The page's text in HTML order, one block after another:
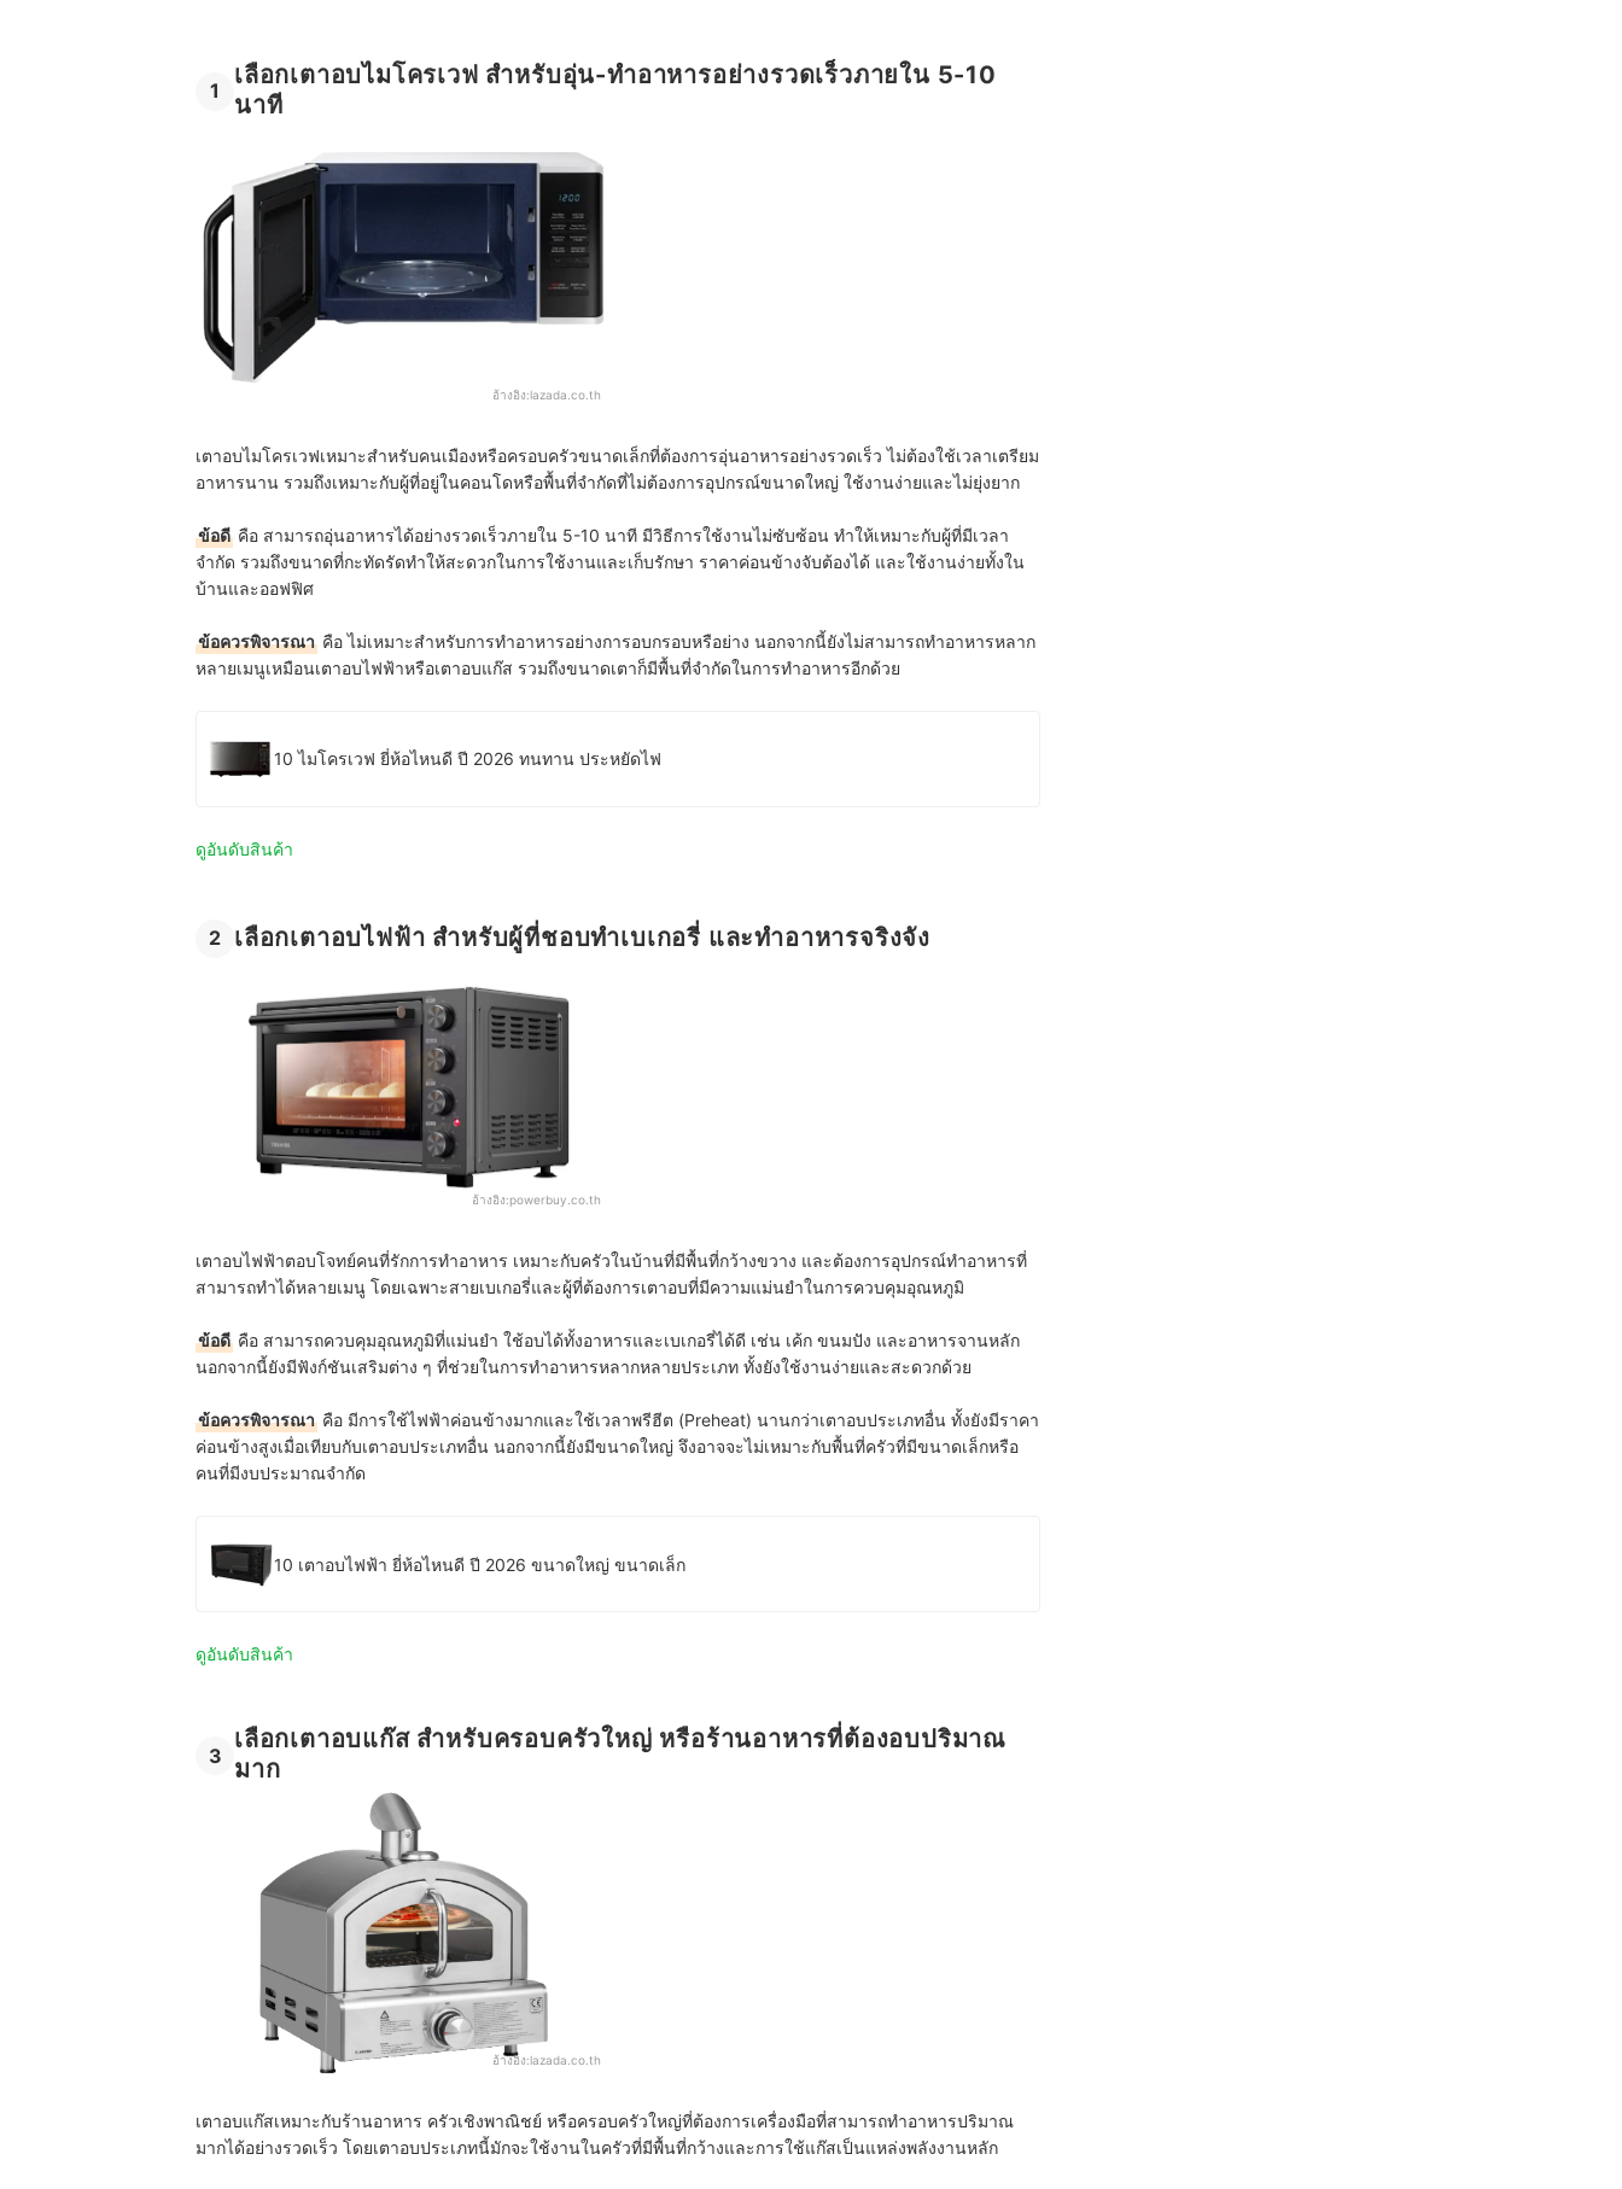
1
เลือกเตาอบไมโครเวฟ สำหรับอุ่น-ทำอาหารอย่างรวดเร็วภายใน 5-10
นาที
อ้างอิง:lazada.co.th
เตาอบไมโครเวฟเหมาะสำหรับคนเมืองหรือครอบครัวขนาดเล็กที่ต้องการอุ่นอาหารอย่างรวดเร็ว ไม่ต้องใช้เวลาเตรียม
อาหารนาน รวมถึงเหมาะกับผู้ที่อยู่ในคอนโดหรือพื้นที่จำกัดที่ไม่ต้องการอุปกรณ์ขนาดใหญ่ ใช้งานง่ายและไม่ยุ่งยาก
ข้อดี คือ สามารถอุ่นอาหารได้อย่างรวดเร็วภายใน 5-10 นาที มีวิธีการใช้งานไม่ซับซ้อน ทำให้เหมาะกับผู้ที่มีเวลา
จำกัด รวมถึงขนาดที่กะทัดรัดทำให้สะดวกในการใช้งานและเก็บรักษา ราคาค่อนข้างจับต้องได้ และใช้งานง่ายทั้งใน
บ้านและออฟฟิศ
ข้อควรพิจารณา คือ ไม่เหมาะสำหรับการทำอาหารอย่างการอบกรอบหรือย่าง นอกจากนี้ยังไม่สามารถทำอาหารหลาก
หลายเมนูเหมือนเตาอบไฟฟ้าหรือเตาอบแก๊ส รวมถึงขนาดเตาก็มีพื้นที่จำกัดในการทำอาหารอีกด้วย
10 ไมโครเวฟ ยี่ห้อไหนดี ปี 2026 ทนทาน ประหยัดไฟ
ดูอันดับสินค้า
2 เลือกเตาอบไฟฟ้า สำหรับผู้ที่ชอบทำเบเกอรี่ และทำอาหารจริงจัง
อ้างอิง:powerbuy.co.th
เตาอบไฟฟ้าตอบโจทย์คนที่รักการทำอาหาร เหมาะกับครัวในบ้านที่มีพื้นที่กว้างขวาง และต้องการอุปกรณ์ทำอาหารที่
สามารถทำได้หลายเมนู โดยเฉพาะสายเบเกอรี่และผู้ที่ต้องการเตาอบที่มีความแม่นยำในการควบคุมอุณหภูมิ
ข้อดี คือ สามารถควบคุมอุณหภูมิที่แม่นยำ ใช้อบได้ทั้งอาหารและเบเกอรี่ได้ดี เช่น เค้ก ขนมปัง และอาหารจานหลัก
นอกจากนี้ยังมีฟังก์ชันเสริมต่าง ๆ ที่ช่วยในการทำอาหารหลากหลายประเภท ทั้งยังใช้งานง่ายและสะดวกด้วย
ข้อควรพิจารณา คือ มีการใช้ไฟฟ้าค่อนข้างมากและใช้เวลาพรีฮีต (Preheat) นานกว่าเตาอบประเภทอื่น ทั้งยังมีราคา
ค่อนข้างสูงเมื่อเทียบกับเตาอบประเภทอื่น นอกจากนี้ยังมีขนาดใหญ่ จึงอาจจะไม่เหมาะกับพื้นที่ครัวที่มีขนาดเล็กหรือ
คนที่มีงบประมาณจำกัด
10 เตาอบไฟฟ้า ยี่ห้อไหนดี ปี 2026 ขนาดใหญ่ ขนาดเล็ก
ดูอันดับสินค้า
3
เลือกเตาอบแก๊ส สำหรับครอบครัวใหญ่ หรือร้านอาหารที่ต้องอบปริมาณ
มาก
อ้างอิง:lazada.co.th
เตาอบแก๊สเหมาะกับร้านอาหาร ครัวเชิงพาณิชย์ หรือครอบครัวใหญ่ที่ต้องการเครื่องมือที่สามารถทำอาหารปริมาณ
มากได้อย่างรวดเร็ว โดยเตาอบประเภทนี้มักจะใช้งานในครัวที่มีพื้นที่กว้างและการใช้แก๊สเป็นแหล่งพลังงานหลัก